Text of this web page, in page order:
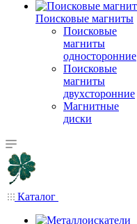
Поисковые магниты
Поисковые
магниты
односторонние
Поисковые
магниты
двухсторонние
Магнитные
диски
Каталог